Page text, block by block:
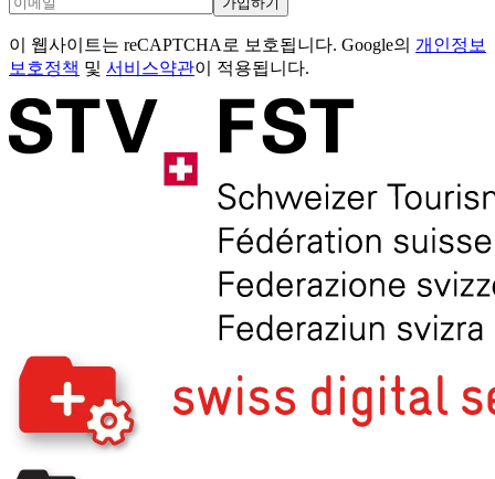
이 웹사이트는 reCAPTCHA로 보호됩니다. Google의 개인정보
보호정책 및 서비스약관이 적용됩니다.